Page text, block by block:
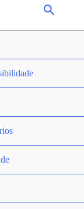
Pesquisar